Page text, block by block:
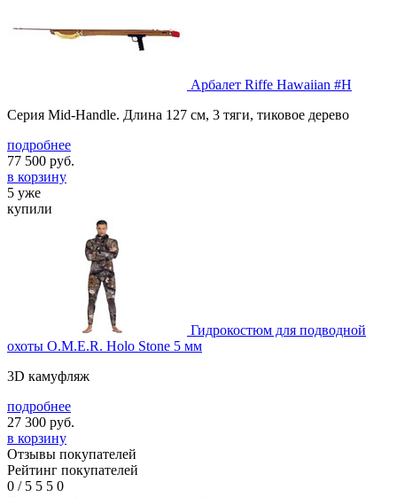
Арбалет Riffe Hawaiian #H
Серия Mid-Handle. Длина 127 см, 3 тяги, тиковое дерево
подробнее
77 500 руб.
в корзину
5 уже
купили
Гидрокостюм для подводной
охоты O.M.E.R. Holo Stone 5 мм
3D камуфляж
подробнее
27 300 руб.
в корзину
Отзывы покупателей
Рейтинг покупателей
0 /5 5 5 0